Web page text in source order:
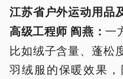
江苏省户外运动用品
高级工程师 阎燕：一
比如绒子含量、蓬松
羽绒服的保暖效果